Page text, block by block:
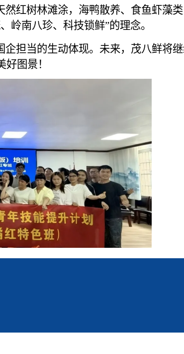
树林滩涂，海鸭散养、食鱼虾藻
岭南八珍、科技锁鲜”的理念。
当的生动体现。未来，茂八鲜将
图景！